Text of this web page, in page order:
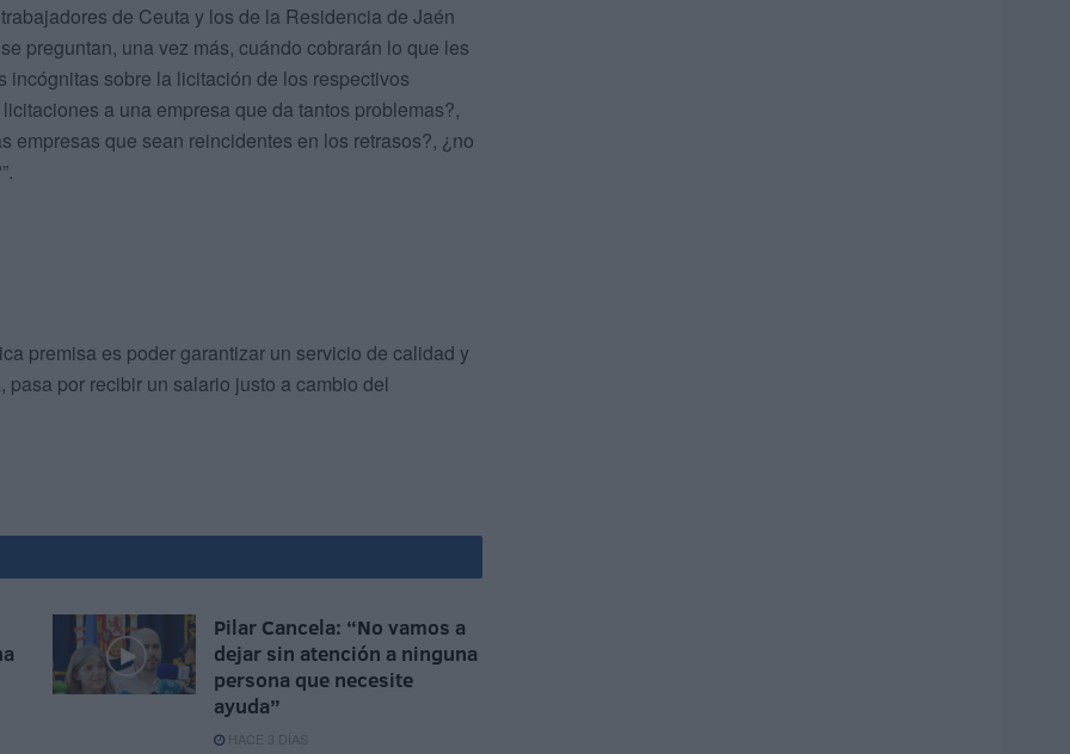
de Ceuta y los de la Residencia de Jaén
preguntan, una vez más, cuándo cobrarán lo que les
sobre la licitación de los respectivos
a una empresa que da tantos problemas?,
empresas que sean reincidentes en los retrasos?, ¿no
premisa es poder garantizar un servicio de calidad y
por recibir un salario justo a cambio del
Pilar Cancela: “No vamos a
dejar sin atención a ninguna
persona que necesite
ayuda”
HACE 3 DÍAS